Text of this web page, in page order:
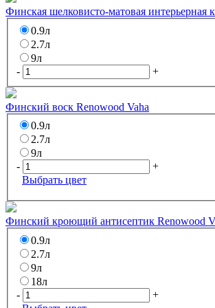
Финская шелковисто-матовая интерьерная
0.9л
2.7л
9л
-
+
Финский воск Renowood Vaha
0.9л
2.7л
9л
-
+
Выбрать цвет
Финский кроющий антисептик Renowood
0.9л
2.7л
9л
18л
-
+